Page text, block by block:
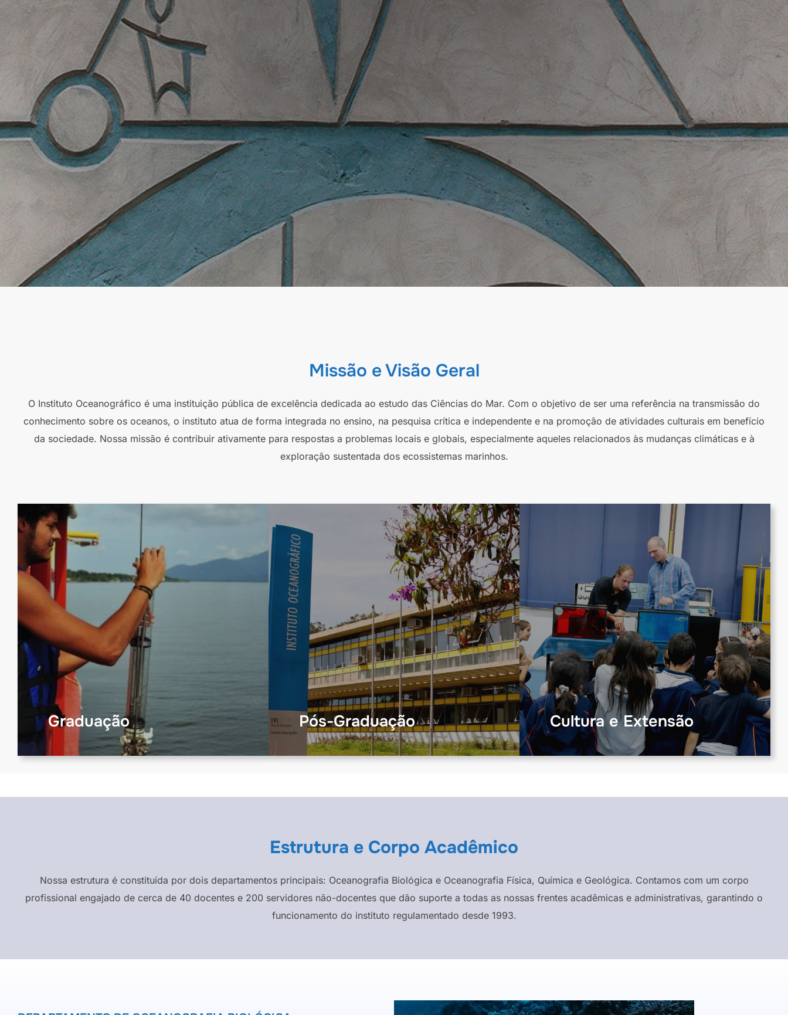
Missão e Visão Geral
O Instituto Oceanográfico é uma instituição pública de excelência dedicada ao estudo das Ciências do Mar. Com o objetivo de ser uma referência na transmissão do
conhecimento sobre os oceanos, o instituto atua de forma integrada no ensino, na pesquisa crítica e independente e na promoção de atividades culturais em benefício
da sociedade. Nossa missão é contribuir ativamente para respostas a problemas locais e globais, especialmente aqueles relacionados às mudanças climáticas e à
exploração sustentada dos ecossistemas marinhos.
Graduação Pós-Graduação Cultura e Extensão
Estrutura e Corpo Acadêmico
Nossa estrutura é constituída por dois departamentos principais: Oceanografia Biológica e Oceanografia Física, Química e Geológica. Contamos com um corpo
profissional engajado de cerca de 40 docentes e 200 servidores não-docentes que dão suporte a todas as nossas frentes acadêmicas e administrativas, garantindo o
funcionamento do instituto regulamentado desde 1993.